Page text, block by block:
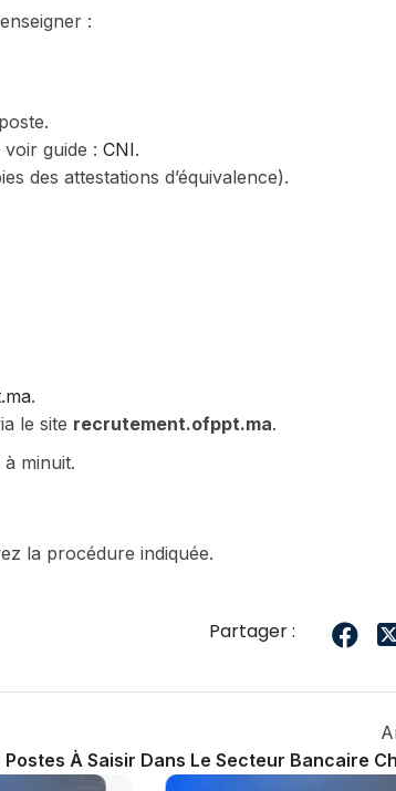
:
guide : CNI.
des attestations d’équivalence).
.
le site recrutement.ofppt.ma.
minuit.
la procédure indiquée.
Partager :
Postes À Saisir Dans Le Secteur Bancaire